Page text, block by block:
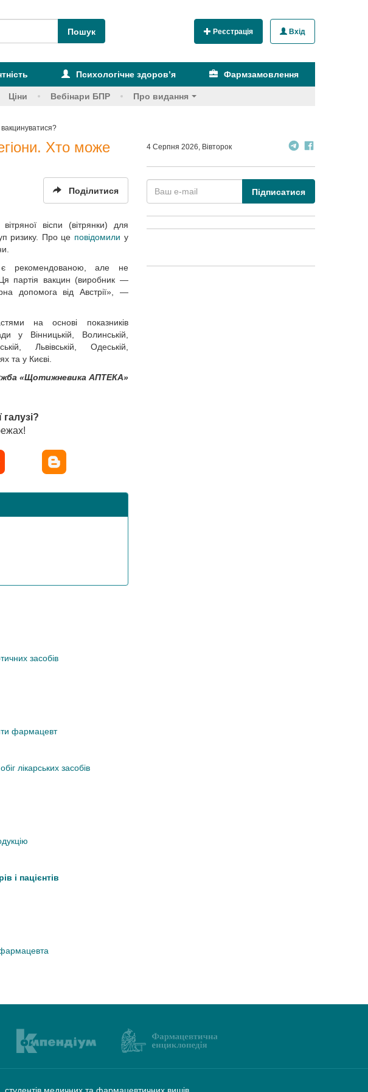
Реєстрація Вхід
Психологічне здоров’я Фармзамовлення
Ціни Вебінари БПР Про видання
Хто може
Поділитися
віспи (вітрянки) для
ризику. Про це повідомили у
є рекомендованою, але не
партія вакцин (виробник —
допомога від Австрії», —
на основі показників
у Вінницькій, Волинській,
Львівській, Одеській,
та у Києві.
«Щотижневика АПТЕКА»
засобів
фармацевт
лікарських засобів
і пацієнтів
4 Серпня 2026, Вівторок
Підписатися